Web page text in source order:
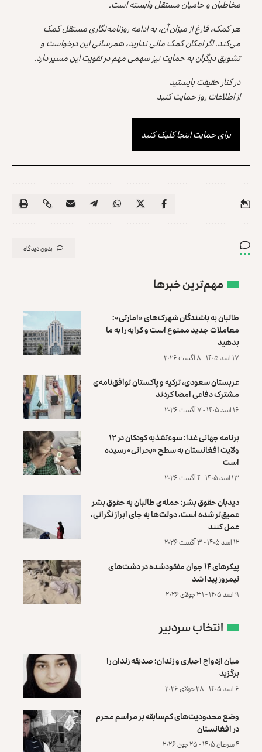
مخاطبان و حامیان مستقل وابسته است.
هر کمک، فارغ از میزان آن، به ادامه روزنامه‌نگاری مستقل کمک
می‌کند. اگر امکان کمک مالی ندارید، همرسانی این درخواست و
تشویق دیگران به حمایت نیز سهمی مهم در تقویت این مسیر دارد.
در کنار حقیقت بایستید
از اطلاعات روز حمایت کنید
برای حمایت اینجا کلیک کنید
بدون دیدگاه
مهم‌ترین خبرها
طالبان به باشندگان شهرک‌های «امارتی»:
معاملات جدید ممنوع است و کرایه را به ما
بدهید
۱۷ اسد ۱۴۰۵ - ۸ آگست ۲۰۲۶
عربستان سعودی، ترکیه و پاکستان توافق‌نامه‌ی
مشترک دفاعی امضا کردند
۱۶ اسد ۱۴۰۵ - ۷ آگست ۲۰۲۶
برنامه جهانی غذا: سوءتغذیه کودکان در ۱۲
ولایت افغانستان به سطح «بحرانی» رسیده
است
۱۳ اسد ۱۴۰۵ - ۴ آگست ۲۰۲۶
دیدبان حقوق بشر: حمله‌ی طالبان به حقوق بشر
عمیق‌تر شده است، دولت‌ها به جای ابراز نگرانی،
عمل کنند
۱۲ اسد ۱۴۰۵ - ۳ آگست ۲۰۲۶
پیکرهای ۱۴ جوان مفقودشده در دشت‌های
نیمروز پیدا شد
۹ اسد ۱۴۰۵ - ۳۱ جولای ۲۰۲۶
انتخاب سردبیر
میان ازدواج اجباری و زندان؛ صدیقه زندان را
برگزید
۶ اسد ۱۴۰۵ - ۲۸ جولای ۲۰۲۶
وضع محدودیت‌های کم‌سابقه بر مراسم محرم
در افغانستان
۴ سرطان ۱۴۰۵ - ۲۵ جون ۲۰۲۶